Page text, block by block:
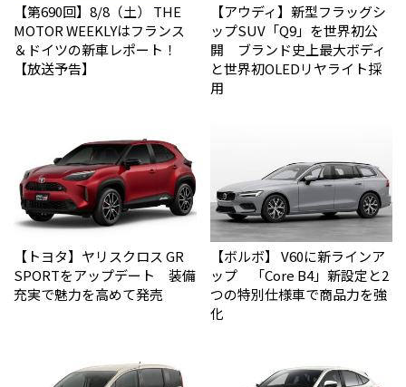
【第690回】8/8（土） THE
MOTOR WEEKLYはフランス
＆ドイツの新車レポート！
【放送予告】
【アウディ】新型フラッグシ
ップSUV「Q9」を世界初公
開 ブランド史上最大ボディ
と世界初OLEDリヤライト採
用
【トヨタ】ヤリスクロス GR
SPORTをアップデート 装備
充実で魅力を高めて発売
【ボルボ】 V60に新ラインア
ップ 「Core B4」新設定と2
つの特別仕様車で商品力を強
化